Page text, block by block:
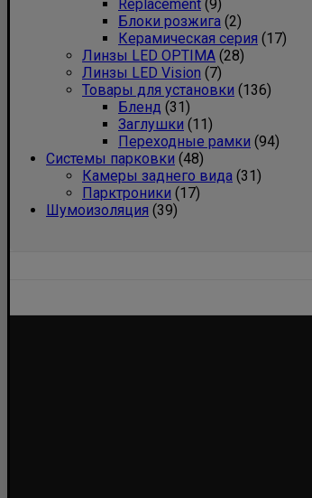
Replacement (9)
Блоки розжига (2)
Керамическая серия (17)
Линзы LED OPTIMA (28)
Линзы LED Vision (7)
Товары для установки (136)
Бленд (31)
Заглушки (11)
Переходные рамки (94)
Системы парковки (48)
Камеры заднего вида (31)
Парктроники (17)
Шумоизоляция (39)